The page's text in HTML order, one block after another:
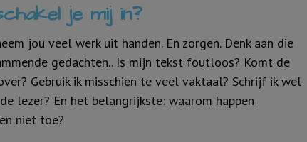
je mij in?
jou veel werk uit handen. En zorgen. Denk aan die
gedachten.. Is mijn tekst foutloos? Komt de
Gebruik ik misschien te veel vaktaal? Schrijf ik wel
lezer? En het belangrijkste: waarom happen
niet toe?